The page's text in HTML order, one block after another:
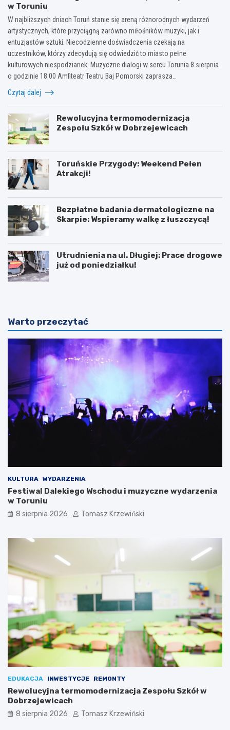
w Toruniu
W najbliższych dniach Toruń stanie się areną różnorodnych wydarzeń
artystycznych, które przyciągną zarówno miłośników muzyki, jak i
entuzjastów sztuki. Niecodzienne doświadczenia czekają na
uczestników, którzy zdecydują się odwiedzić to miasto pełne
kulturowych niespodzianek. Muzyczne dialogi w sercu Torunia 8 sierpnia
o godzinie 18:00 Amfiteatr Teatru Baj Pomorski zaprasza…
Czytaj dalej
Rewolucyjna termomodernizacja
Zespołu Szkół w Dobrzejewicach
Toruńskie Przygody: Weekend Pełen
Atrakcji!
Bezpłatne badania dermatologiczne na
Skarpie: Wspieramy walkę z łuszczycą!
Utrudnienia na ul. Długiej: Prace drogowe
już od poniedziałku!
Warto przeczytać
KULTURA WYDARZENIA
Festiwal Dalekiego Wschodu i muzyczne wydarzenia
w Toruniu
8 sierpnia 2026 Tomasz Krzewiński
EDUKACJA INWESTYCJE REMONTY
Rewolucyjna termomodernizacja Zespołu Szkół w
Dobrzejewicach
8 sierpnia 2026 Tomasz Krzewiński